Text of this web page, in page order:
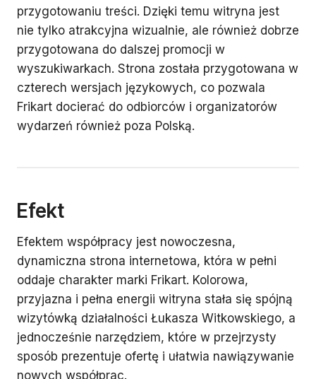
przygotowaniu treści. Dzięki temu witryna jest
nie tylko atrakcyjna wizualnie, ale również dobrze
przygotowana do dalszej promocji w
wyszukiwarkach. Strona została przygotowana w
czterech wersjach językowych, co pozwala
Frikart docierać do odbiorców i organizatorów
wydarzeń również poza Polską.
Efekt
Efektem współpracy jest nowoczesna,
dynamiczna strona internetowa, która w pełni
oddaje charakter marki Frikart. Kolorowa,
przyjazna i pełna energii witryna stała się spójną
wizytówką działalności Łukasza Witkowskiego, a
jednocześnie narzędziem, które w przejrzysty
sposób prezentuje ofertę i ułatwia nawiązywanie
nowych współprac.